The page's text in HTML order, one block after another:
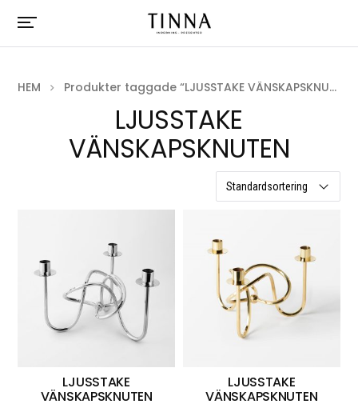
HEM Produkter taggade “LJUSSTAKE VÄNSKAPSKNUTEN”
LJUSSTAKE
VÄNSKAPSKNUTEN
LJUSSTAKE
VÄNSKAPSKNUTEN
LJUSSTAKE
VÄNSKAPSKNUTEN